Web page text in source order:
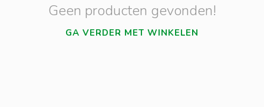
Geen producten gevonden!
GA VERDER MET WINKELEN